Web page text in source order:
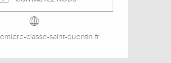
classe-saint-quentin.fr